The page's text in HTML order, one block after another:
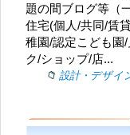
題の間ブログ等（
住宅(個人/共同/賃
稚園/認定こども園
ク/ショップ/店...
設計・デザイ